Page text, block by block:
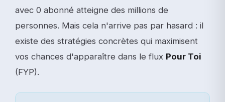
avec 0 abonné atteigne des millions de
personnes. Mais cela n'arrive pas par hasard : il
existe des stratégies concrètes qui maximisent
vos chances d'apparaître dans le flux Pour Toi
(FYP).